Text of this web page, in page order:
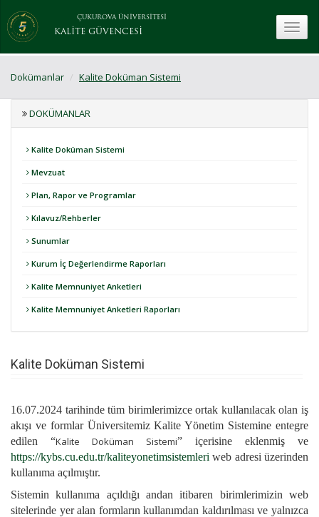
ÇUKUROVA ÜNİVERSİTESİ
KALİTE GÜVENCESİ
Dokümanlar Kalite Doküman Sistemi
DOKÜMANLAR
Kalite Doküman Sistemi
Mevzuat
Plan, Rapor ve Programlar
Kılavuz/Rehberler
Sunumlar
Kurum İç Değerlendirme Raporları
Kalite Memnuniyet Anketleri
Kalite Memnuniyet Anketleri Raporları
Kalite Doküman Sistemi
16.07.2024 tarihinde tüm birimlerimizce ortak kullanılacak olan iş
akışı ve formlar Üniversitemiz Kalite Yönetim Sistemine entegre
edilen “Kalite Doküman Sistemi” içerisine eklenmiş ve
https://kybs.cu.edu.tr/kaliteyonetimsistemleri web adresi üzerinden
kullanıma açılmıştır.
Sistemin kullanıma açıldığı andan itibaren birimlerimizin web
sitelerinde yer alan formların kullanımdan kaldırılması ve yalnızca